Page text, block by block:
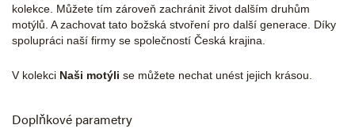
kolekce. Můžete tím zároveň zachránit život dalším druhům
motýlů. A zachovat tato božská stvoření pro další generace. Díky
spolupráci naší firmy se společností Česká krajina.
V kolekci Naši motýli se můžete nechat unést jejich krásou.
Doplňkové parametry